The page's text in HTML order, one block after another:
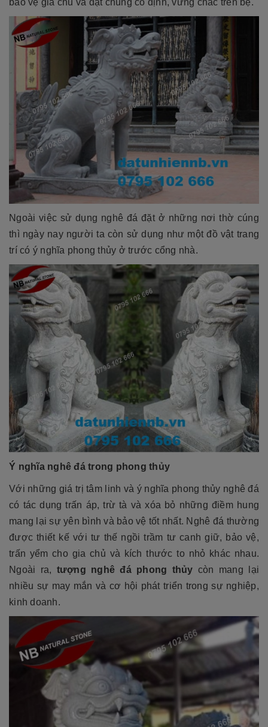
Ngoài việc sử dụng nghê đá đặt ở những nơi thờ cúng
thì ngày nay người ta còn sử dụng như một đồ vật trang
trí có ý nghĩa phong thủy ở trước cổng nhà.
Ý nghĩa nghê đá trong phong thủy
Với những giá trị tâm linh và ý nghĩa phong thủy nghê đá
có tác dụng trấn áp, trừ tà và xóa bỏ những điềm hung
mang lại sự yên bình và bảo vệ tốt nhất. Nghê đá thường
được thiết kế với tư thế ngồi trầm tư canh giữ, bảo vệ,
trấn yểm cho gia chủ và kích thước to nhỏ khác nhau.
Ngoài ra, tượng nghê đá phong thủy còn mang lại
nhiều sự may mắn và cơ hội phát triển trong sự nghiệp,
kinh doanh.